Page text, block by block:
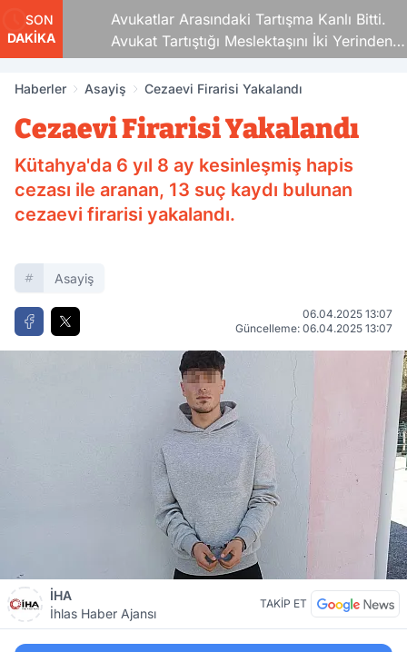
SON
DAKİKA
Avukatlar Arasındaki Tartışma Kanlı Bitti.
Avukat Tartıştığı Meslektaşını İki Yerinden
Vurdu
Haberler Asayiş Cezaevi Firarisi Yakalandı
Cezaevi Firarisi Yakalandı
Kütahya'da 6 yıl 8 ay kesinleşmiş hapis
cezası ile aranan, 13 suç kaydı bulunan
cezaevi firarisi yakalandı.
Asayiş
06.04.2025 13:07
Güncelleme: 06.04.2025 13:07
İHA
İhlas Haber Ajansı
TAKİP ET